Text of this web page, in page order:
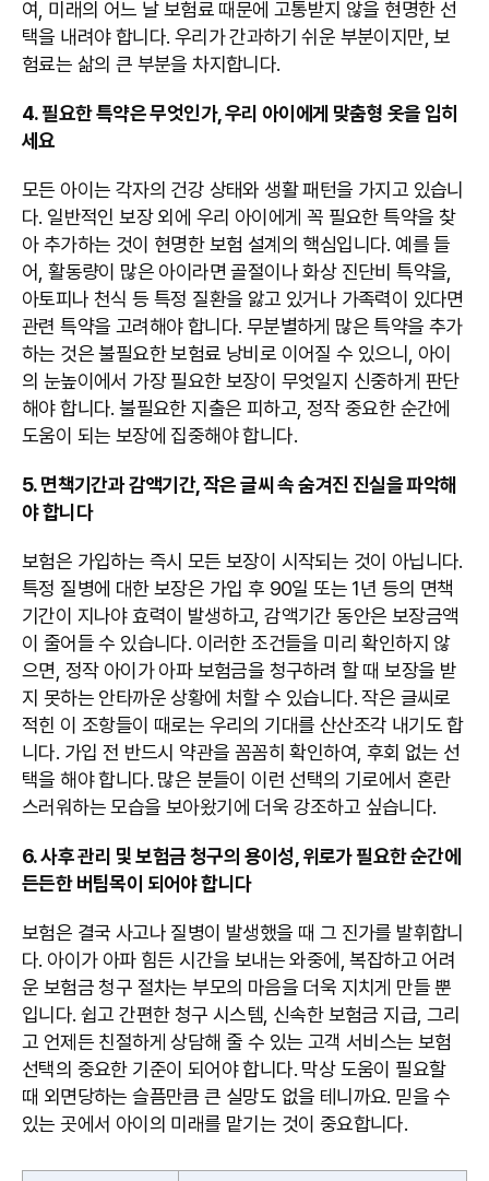
여, 미래의 어느 날 보험료 때문에 고통받지 않을 현명한 선
택을 내려야 합니다. 우리가 간과하기 쉬운 부분이지만, 보
험료는 삶의 큰 부분을 차지합니다.
4. 필요한 특약은 무엇인가, 우리 아이에게 맞춤형 옷을 입히
세요
모든 아이는 각자의 건강 상태와 생활 패턴을 가지고 있습니
다. 일반적인 보장 외에 우리 아이에게 꼭 필요한 특약을 찾
아 추가하는 것이 현명한 보험 설계의 핵심입니다. 예를 들
어, 활동량이 많은 아이라면 골절이나 화상 진단비 특약을,
아토피나 천식 등 특정 질환을 앓고 있거나 가족력이 있다면
관련 특약을 고려해야 합니다. 무분별하게 많은 특약을 추가
하는 것은 불필요한 보험료 낭비로 이어질 수 있으니, 아이
의 눈높이에서 가장 필요한 보장이 무엇일지 신중하게 판단
해야 합니다. 불필요한 지출은 피하고, 정작 중요한 순간에
도움이 되는 보장에 집중해야 합니다.
5. 면책기간과 감액기간, 작은 글씨 속 숨겨진 진실을 파악해
야 합니다
보험은 가입하는 즉시 모든 보장이 시작되는 것이 아닙니다.
특정 질병에 대한 보장은 가입 후 90일 또는 1년 등의 면책
기간이 지나야 효력이 발생하고, 감액기간 동안은 보장금액
이 줄어들 수 있습니다. 이러한 조건들을 미리 확인하지 않
으면, 정작 아이가 아파 보험금을 청구하려 할 때 보장을 받
지 못하는 안타까운 상황에 처할 수 있습니다. 작은 글씨로
적힌 이 조항들이 때로는 우리의 기대를 산산조각 내기도 합
니다. 가입 전 반드시 약관을 꼼꼼히 확인하여, 후회 없는 선
택을 해야 합니다. 많은 분들이 이런 선택의 기로에서 혼란
스러워하는 모습을 보아왔기에 더욱 강조하고 싶습니다.
6. 사후 관리 및 보험금 청구의 용이성, 위로가 필요한 순간에
든든한 버팀목이 되어야 합니다
보험은 결국 사고나 질병이 발생했을 때 그 진가를 발휘합니
다. 아이가 아파 힘든 시간을 보내는 와중에, 복잡하고 어려
운 보험금 청구 절차는 부모의 마음을 더욱 지치게 만들 뿐
입니다. 쉽고 간편한 청구 시스템, 신속한 보험금 지급, 그리
고 언제든 친절하게 상담해 줄 수 있는 고객 서비스는 보험
선택의 중요한 기준이 되어야 합니다. 막상 도움이 필요할
때 외면당하는 슬픔만큼 큰 실망도 없을 테니까요. 믿을 수
있는 곳에서 아이의 미래를 맡기는 것이 중요합니다.